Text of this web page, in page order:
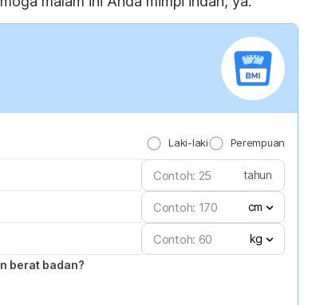
Laki-laki Perempuan
tahun
cm
kg
berat badan?